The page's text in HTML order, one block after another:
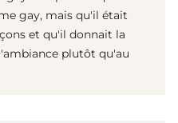
gay, mais qu'il était
et qu'il donnait la
plutôt qu'au